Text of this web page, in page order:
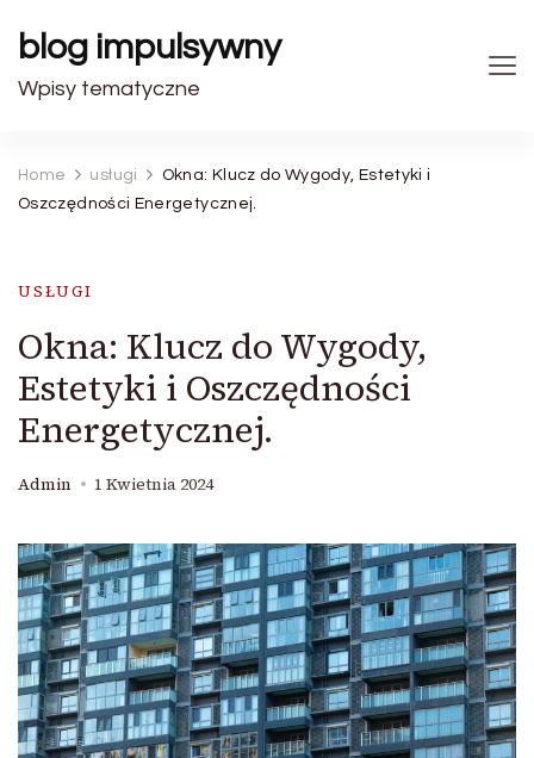
blog impulsywny
Wpisy tematyczne
Home usługi
Okna: Klucz do Wygody, Estetyki i
Oszczędności Energetycznej.
USŁUGI
Okna: Klucz do Wygody,
Estetyki i Oszczędności
Energetycznej.
Admin 1 Kwietnia 2024